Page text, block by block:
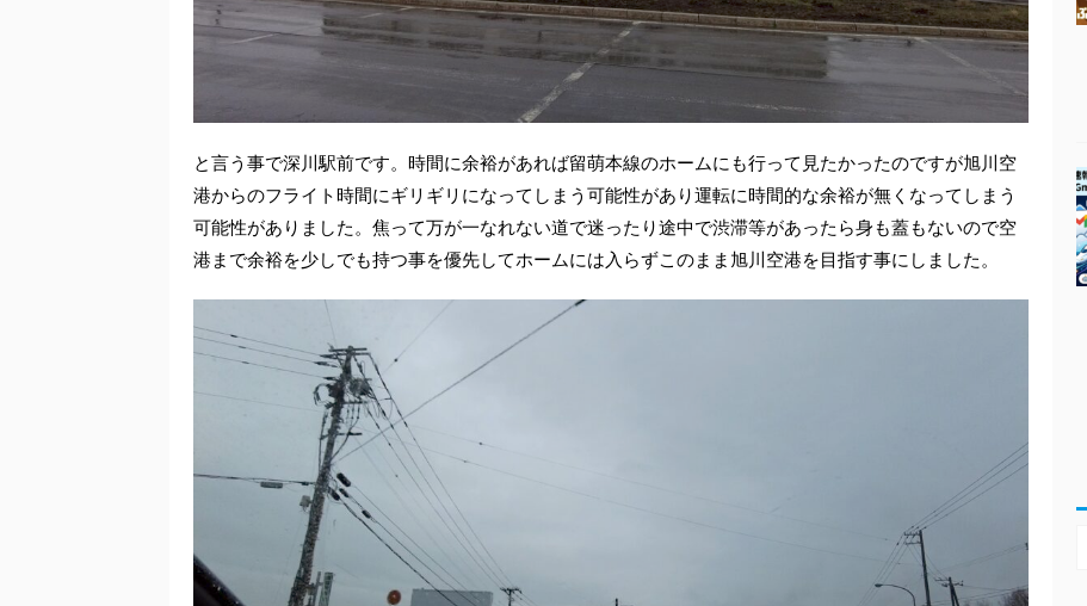
と言う事で深川駅前です。時間に余裕があれば留萌本線のホームにも行って見たかったのですが旭川空
港からのフライト時間にギリギリになってしまう可能性があり運転に時間的な余裕が無くなってしまう
可能性がありました。焦って万が一なれない道で迷ったり途中で渋滞等があったら身も蓋もないので空
港まで余裕を少しでも持つ事を優先してホームには入らずこのまま旭川空港を目指す事にしました。